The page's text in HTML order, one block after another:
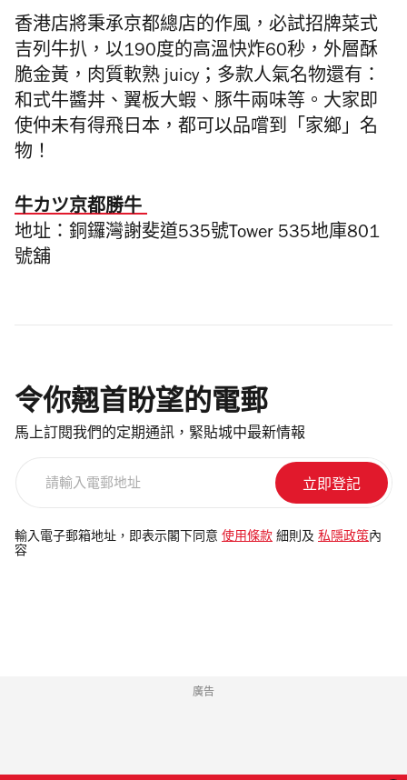
香港店將秉承京都總店的作風，必試招牌菜式
吉列牛扒， 以190度的高溫快炸60秒，外層酥
脆金黃，肉質軟熟 juicy； 多款人氣名物還有：
和式牛醬丼、翼板大蝦、豚牛兩味等。大家即
使仲未有得飛日本，都可以品嚐到「家鄉」名
物！
牛カツ京都勝牛
地址：銅鑼灣謝斐道535號Tower 535地庫801
號舖
令你翹首盼望的電郵
馬上訂閱我們的定期通訊，緊貼城中最新情報
電
郵
輸入電子郵箱地址，即表示閣下同意 使用條款 細則及 私隱政策 內
容
廣告